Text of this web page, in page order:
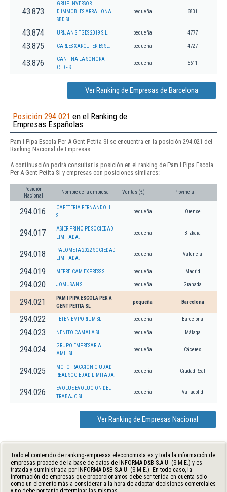
43.873
GRUP INVERSOR
D'IMMOBLES ARRAHONA
SBD SL
pequeña 6831
43.874 URIJAN SITGES 2019 S.L. pequeña 4777
43.875 CARLES XARCUTERIES SL. pequeña 4727
43.876
CANTINA LA SONORA
CTDF S.L.
pequeña 5611
Ver Ranking de Empresas de Barcelona
Posición 294.021 en el Ranking de
Empresas Españolas
Pam I Pipa Escola Per A Gent Petita Sl se encuentra en la posición 294.021 del
Ranking Nacional de Empresas.
A continuación podrá consultar la posición en el ranking de Pam I Pipa Escola
Per A Gent Petita Sl y empresas con posiciones similares:
Posición
Nacional
Nombre de la empresa Ventas (€) Provincia
294.016
CAFETERIA FERNANDO III
SL
pequeña Orense
294.017
ASIER PRINCIPE SOCIEDAD
LIMITADA.
pequeña Bizkaia
294.018
PALOMETA 2022 SOCIEDAD
LIMITADA.
pequeña Valencia
294.019 MEFREICAM EXPRESS SL. pequeña Madrid
294.020 JOMUSAN SL pequeña Granada
294.021
PAM I PIPA ESCOLA PER A
GENT PETITA SL
pequeña Barcelona
294.022 FETEN EMPORIUM SL pequeña Barcelona
294.023 NENITO CAMALA SL. pequeña Málaga
294.024
GRUPO EMPRESARIAL
AMIL SL
pequeña Cáceres
294.025
MOTOTRACCION CIUDAD
REAL SOCIEDAD LIMITADA.
pequeña Ciudad Real
294.026
EVOLUE EVOLUCION DEL
TRABAJO SL.
pequeña Valladolid
Ver Ranking de Empresas Nacional
Todo el contenido de ranking-empresas.eleconomista.es y toda la información de
empresas procede de la base de datos de INFORMA D&B S.A.U. (S.M.E.) y es
tratada y suministrada por INFORMA D&B S.A.U. (S.M.E.). En todo caso, la
información de empresas que proporcionamos debe ser tenida en cuenta sólo
como un elemento más a considerar a la hora de adoptar decisiones comerciales